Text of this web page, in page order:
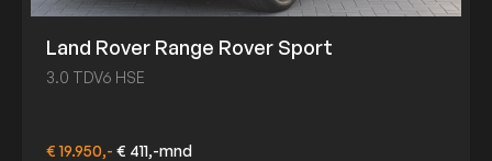
Land Rover Range Rover Sport
3.0 TDV6 HSE
€ 19.950,- € 411,-mnd